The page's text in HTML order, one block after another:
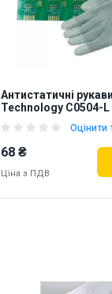
Антистатичні
Technology C0504-L
поліуретановим
пальців
Оцінити
68 ₴
Ціна з ПДВ
Наявність на складі: